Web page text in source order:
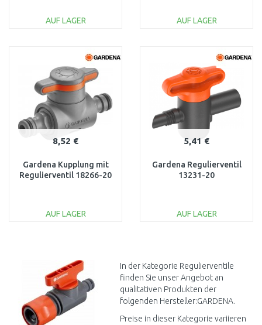
AUF LAGER
Vergleichen
AUF LAGER
Vergleichen
8,52 €
Gardena Kupplung mit
Regulierventil 18266-20
AUF LAGER
Vergleichen
5,41 €
Gardena Regulierventil
13231-20
AUF LAGER
Vergleichen
In der Kategorie Regulierventile
finden Sie unser Angebot an
qualitativen Produkten der
folgenden Hersteller:GARDENA.
Preise in dieser Kategorie variieren